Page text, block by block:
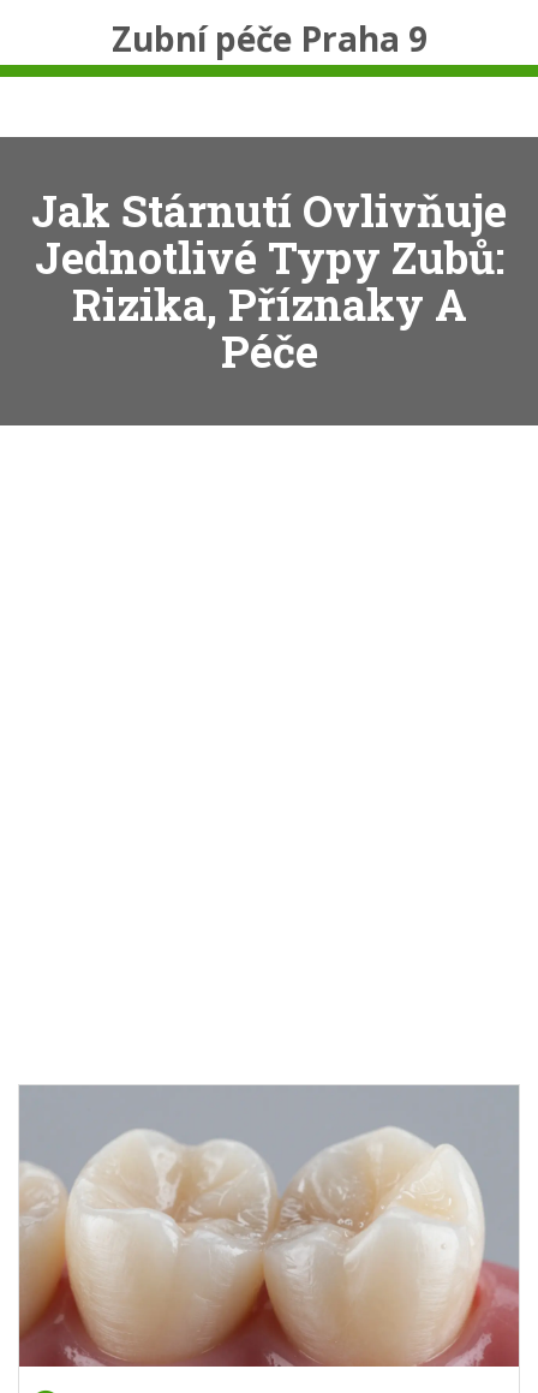
Zubní péče Praha 9
Jak Stárnutí Ovlivňuje
Jednotlivé Typy Zubů:
Rizika, Příznaky A
Péče